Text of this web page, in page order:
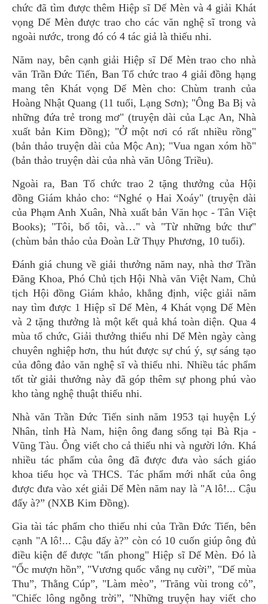
chức đã tìm được thêm Hiệp sĩ Dế Mèn và 4 giải Khát
vọng Dế Mèn được trao cho các văn nghệ sĩ trong và
ngoài nước, trong đó có 4 tác giả là thiếu nhi.
Năm nay, bên cạnh giải Hiệp sĩ Dế Mèn trao cho nhà
văn Trần Đức Tiến, Ban Tổ chức trao 4 giải đồng hạng
mang tên Khát vọng Dế Mèn cho: Chùm tranh của
Hoàng Nhật Quang (11 tuổi, Lạng Sơn); "Ông Ba Bị và
những đứa trẻ trong mơ" (truyện dài của Lạc An, Nhà
xuất bản Kim Đồng); "Ở một nơi có rất nhiều rồng"
(bản thảo truyện dài của Mộc An); "Vua ngan xóm hồ"
(bản thảo truyện dài của nhà văn Uông Triều).
Ngoài ra, Ban Tổ chức trao 2 tặng thưởng của Hội
đồng Giám khảo cho: “Nghé ọ Hai Xoáy" (truyện dài
của Phạm Anh Xuân, Nhà xuất bản Văn học - Tân Việt
Books); "Tôi, bố tôi, và…" và "Từ những bức thư"
(chùm bản thảo của Đoàn Lữ Thụy Phương, 10 tuổi).
Đánh giá chung về giải thưởng năm nay, nhà thơ Trần
Đăng Khoa, Phó Chủ tịch Hội Nhà văn Việt Nam, Chủ
tịch Hội đồng Giám khảo, khẳng định, việc giải năm
nay tìm được 1 Hiệp sĩ Dế Mèn, 4 Khát vọng Dế Mèn
và 2 tặng thưởng là một kết quả khá toàn diện. Qua 4
mùa tổ chức, Giải thưởng thiếu nhi Dế Mèn ngày càng
chuyên nghiệp hơn, thu hút được sự chú ý, sự sáng tạo
của đông đảo văn nghệ sĩ và thiếu nhi. Nhiều tác phẩm
tốt từ giải thưởng này đã góp thêm sự phong phú vào
kho tàng nghệ thuật thiếu nhi.
Nhà văn Trần Đức Tiến sinh năm 1953 tại huyện Lý
Nhân, tỉnh Hà Nam, hiện ông đang sống tại Bà Rịa -
Vũng Tàu. Ông viết cho cả thiếu nhi và người lớn. Khá
nhiều tác phẩm của ông đã được đưa vào sách giáo
khoa tiểu học và THCS. Tác phẩm mới nhất của ông
được đưa vào xét giải Dế Mèn năm nay là "A lô!... Cậu
đấy à?” (NXB Kim Đồng).
Gia tài tác phẩm cho thiếu nhi của Trần Đức Tiến, bên
cạnh "A lô!... Cậu đấy à?” còn có 10 cuốn giúp ông đủ
điều kiện để được "tấn phong" Hiệp sĩ Dế Mèn. Đó là
"Ốc mượn hồn”, "Vương quốc vắng nụ cười”, "Dế mùa
Thu”, Thằng Cúp”, "Làm mèo”, "Trăng vùi trong cỏ”,
"Chiếc lông ngỗng trời”, "Những truyện hay viết cho